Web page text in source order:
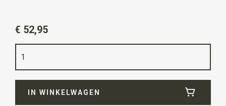
zwart / zilver
Kwaliteit
Lengteca. 146 cm
€ 52,95
IN WINKELWAGEN